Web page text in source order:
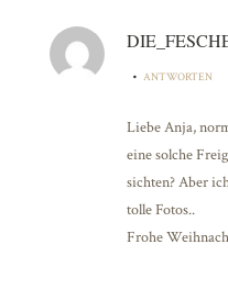
• ANTWORTEN
Liebe Anja,
eine solche
sichten? Aber
tolle Fotos..
Frohe